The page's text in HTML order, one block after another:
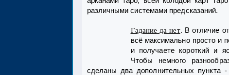
различными системами предсказаний.
Гадание да нет. В отличие
всё максимально просто и
и получаете короткий и
Чтобы немного
сделаны два дополнительных пункта